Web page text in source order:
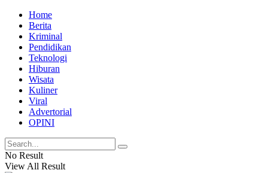
Home
Berita
Kriminal
Pendidikan
Teknologi
Hiburan
Wisata
Kuliner
Viral
Advertorial
OPINI
No Result
View All Result